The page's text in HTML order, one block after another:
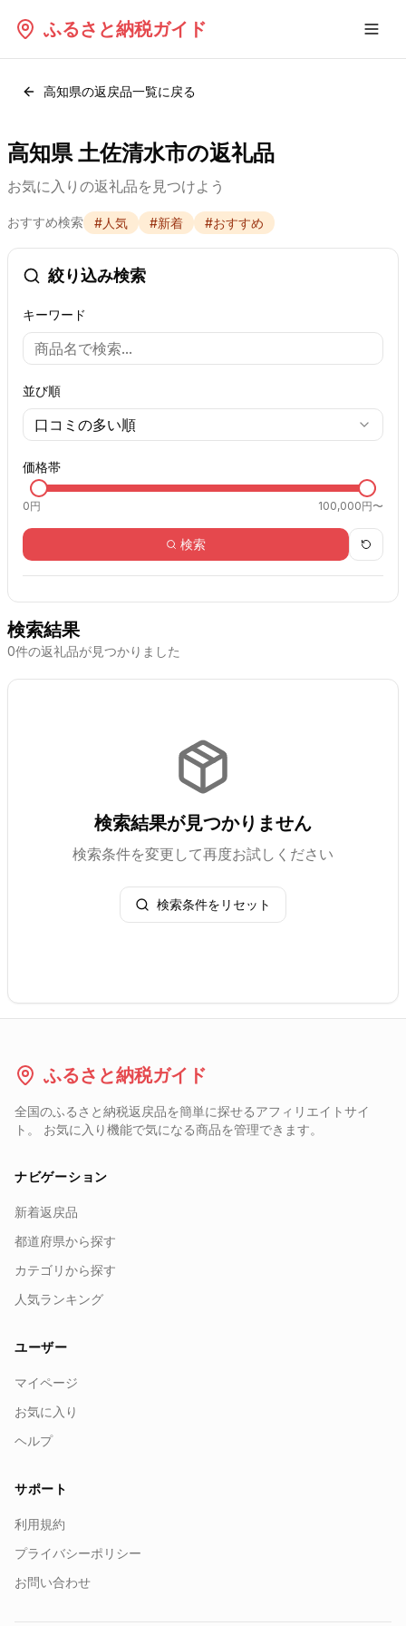
ふるさと納税ガイド
高知県の返戻品一覧に戻る
高知県 土佐清水市の返礼品
お気に入りの返礼品を見つけよう
おすすめ検索 #人気 #新着 #おすすめ
絞り込み検索
キーワード
並び順
口コミの多い順
価格帯
0円 100,000円〜
検索
検索結果
0件の返礼品が見つかりました
検索結果が見つかりません
検索条件を変更して再度お試しください
検索条件をリセット
ふるさと納税ガイド
全国のふるさと納税返戻品を簡単に探せるアフィリエイトサイ
ト。 お気に入り機能で気になる商品を管理できます。
ナビゲーション
新着返戻品
都道府県から探す
カテゴリから探す
人気ランキング
ユーザー
マイページ
お気に入り
ヘルプ
サポート
利用規約
プライバシーポリシー
お問い合わせ